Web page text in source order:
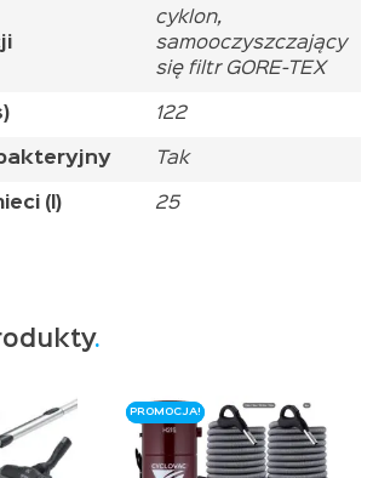
cyklon,
samooczyszczający
się filtr GORE-TEX
122
Tak
(l) 25
PROMOCJA!
PROMOCJA!